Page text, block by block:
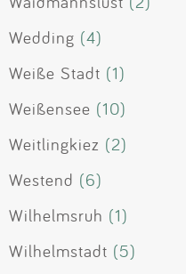
Wedding (4)
Weiße Stadt (1)
Weißensee (10)
Weitlingkiez (2)
Westend (6)
Wilhelmsruh (1)
Wilhelmstadt (5)